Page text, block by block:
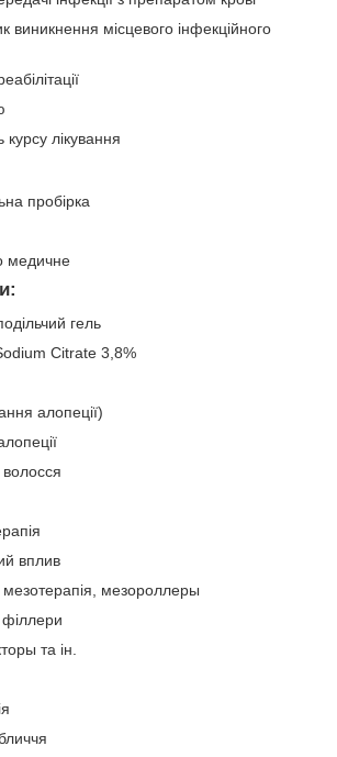
виникнення місцевого інфекційного
курсу лікування
пробірка
медичне
гель
Citrate 3,8%
алопеції)
вплив
мезороллеры
та ін.